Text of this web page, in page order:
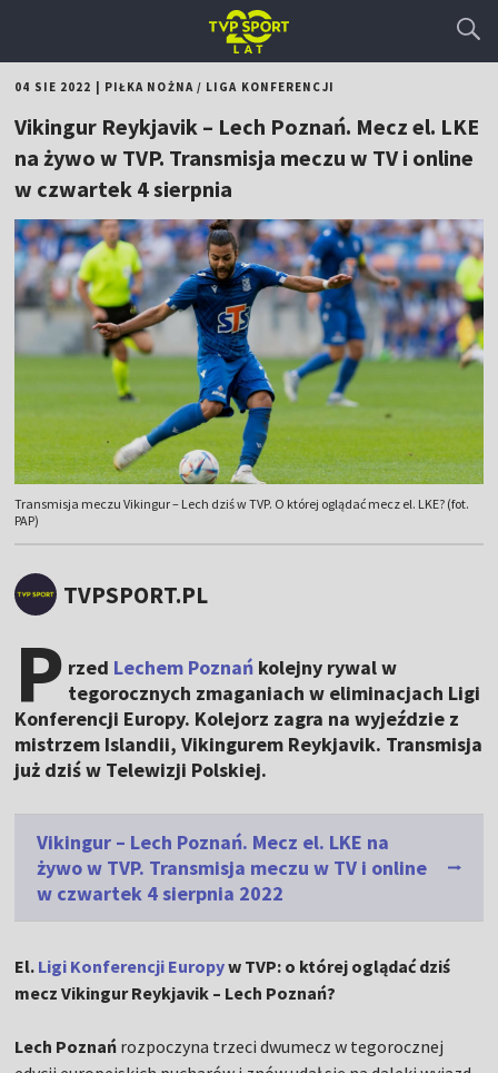
04 SIE 2022 PIŁKA NOŻNA/ LIGA KONFERENCJI
Vikingur Reykjavik – Lech Poznań. Mecz el. LKE
na żywo w TVP. Transmisja meczu w TV i online
w czwartek 4 sierpnia
Transmisja meczu Vikingur – Lech dziś w TVP. O której oglądać mecz el. LKE? (fot.
PAP)
TVPSPORT.PL
P rzed Lechem Poznań kolejny rywal w
tegorocznych zmaganiach w eliminacjach Ligi
Konferencji Europy. Kolejorz zagra na wyjeździe z
mistrzem Islandii, Vikingurem Reykjavik. Transmisja
już dziś w Telewizji Polskiej.
Vikingur – Lech Poznań. Mecz el. LKE na
żywo w TVP. Transmisja meczu w TV i online
w czwartek 4 sierpnia 2022
El. Ligi Konferencji Europyw TVP: o której oglądać dziś
mecz Vikingur Reykjavik – Lech Poznań?
Lech Poznań rozpoczyna trzeci dwumecz w tegorocznej